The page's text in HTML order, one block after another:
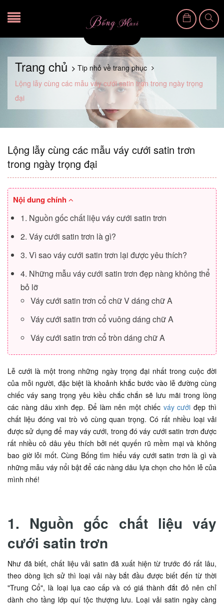
Trang chủ
Tip nhỏ về trang phục
Lộng lẫy cùng các mẫu váy cưới satin trơn trong ngày trọng
đại
Lộng lẫy cùng các mẫu váy cưới satin trơn
trong ngày trọng đại
Nội dung chính
1. Nguồn gốc chất liệu váy cưới satin trơn
2. Váy cưới satin trơn là gì?
3. Vì sao váy cưới satin trơn lại được yêu thích?
4. Những mẫu váy cưới satin trơn đẹp nàng không thể
bỏ lỡ
Váy cưới satin trơn cổ chữ V dáng chữ A
Váy cưới satin trơn cổ vuông dáng chữ A
Váy cưới satin trơn cổ tròn dáng chữ A
Lễ cưới là một trong những ngày trọng đại nhất trong cuộc đời
của mỗi người, đặc biệt là khoảnh khắc bước vào lễ đường cùng
chiếc váy sang trọng yêu kiều chắc chắn sẽ lưu mãi trong lòng
các nàng dâu xinh đẹp. Để làm nên một chiếc váy cưới đẹp thì
chất liệu đóng vai trò vô cùng quan trọng. Có rất nhiều loại vải
được sử dụng để may váy cưới, trong đó váy cưới satin trơn được
rất nhiều cô dâu yêu thích bởi nét quyến rũ mềm mại và không
bao giờ lỗi mốt. Cùng Bống tìm hiểu váy cưới satin trơn là gì và
những mẫu váy nổi bật để các nàng dâu lựa chọn cho hôn lễ của
mình nhé!
1. Nguồn gốc chất liệu váy
cưới satin trơn
Như đã biết, chất liệu vải satin đã xuất hiện từ trước đó rất lâu,
theo dòng lịch sử thì loại vải này bắt đầu được biết đến từ thời
"Trung Cổ", là loại lụa cao cấp và có giá thành đắt đỏ nên chỉ
dành cho tầng lớp quí tộc thượng lưu. Loại vải satin ngày càng